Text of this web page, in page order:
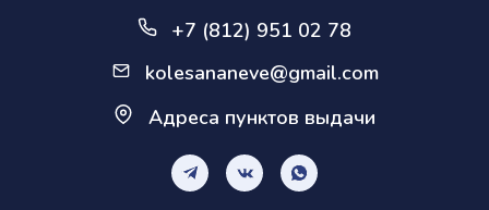
+7 (812) 951 02 78
kolesananeve@gmail.com
Адреса пунктов выдачи